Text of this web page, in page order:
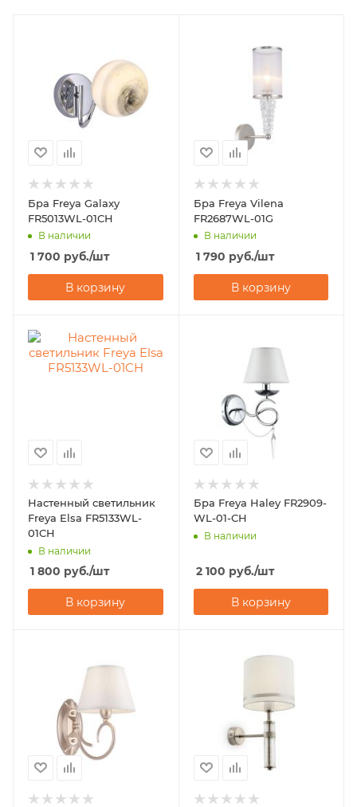
Бра Freya Galaxy
FR5013WL-01CH
В наличии
1 700 руб./шт
В корзину
Бра Freya Vilena
FR2687WL-01G
В наличии
1 790 руб./шт
В корзину
Настенный светильник
Freya Elsa FR5133WL-
01CH
В наличии
1 800 руб./шт
В корзину
Бра Freya Haley FR2909-
WL-01-CH
В наличии
2 100 руб./шт
В корзину